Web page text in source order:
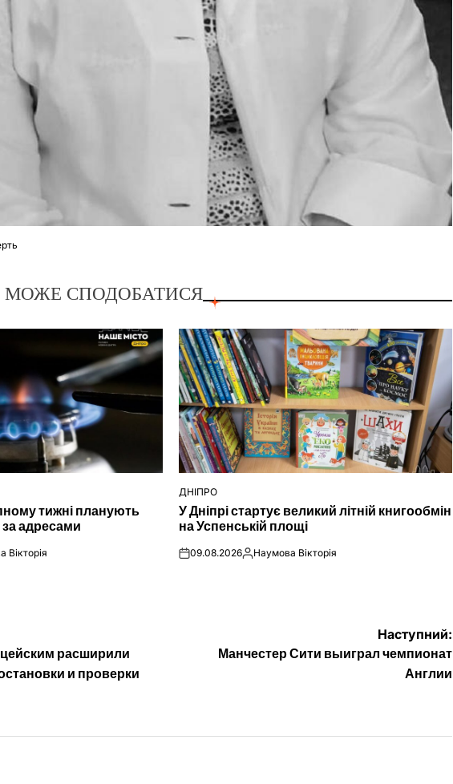
СПОДОБАТИСЯ
тижні планують
за адресами
Вікторія
ОПУБЛІКУВАТИ
У
ДНІПРО
У Дніпрі стартує великий літній книгообмін
на Успенській площі
on09.08.2026Опубліковано
Наумова Вікторія
расширили
и проверки
Наступний:
Манчестер Сити выиграл чемпионат
Англии